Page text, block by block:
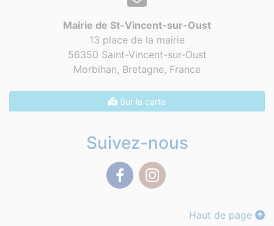
Mairie de St-Vincent-sur-Oust
13 place de la mairie
56350 Saint-Vincent-sur-Oust
Morbihan, Bretagne, France
Sur la carte
Suivez-nous
Haut de page